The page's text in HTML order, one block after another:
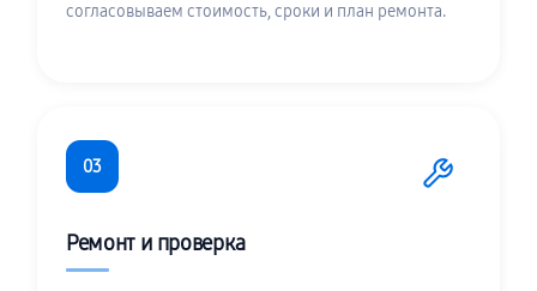
согласовываем стоимость, сроки и план ремонта.
03
Ремонт и проверка